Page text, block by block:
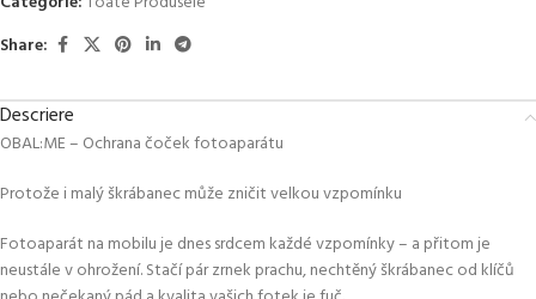
Share:
Descriere
OBAL:ME – Ochrana čoček fotoaparátu
Protože i malý škrábanec může zničit velkou vzpomínku
Fotoaparát na mobilu je dnes srdcem každé vzpomínky – a přitom je
neustále v ohrožení. Stačí pár zrnek prachu, nechtěný škrábanec od klíčů